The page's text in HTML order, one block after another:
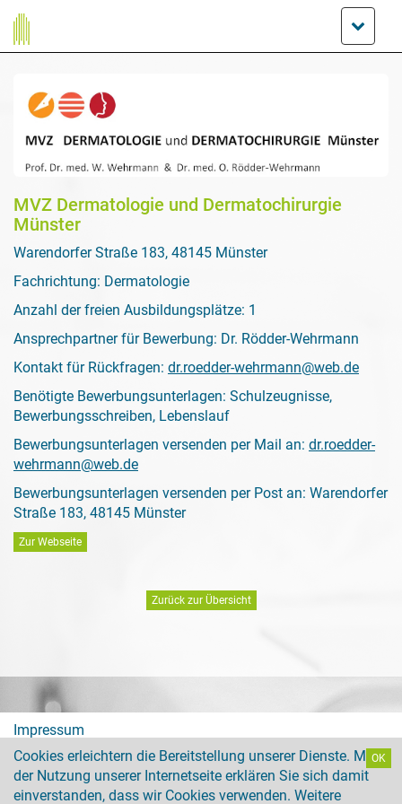
MVZ Dermatologie und Dermatochirurgie
Münster
Warendorfer Straße 183, 48145 Münster
Fachrichtung: Dermatologie
Anzahl der freien Ausbildungsplätze: 1
Ansprechpartner für Bewerbung: Dr. Rödder-Wehrmann
Kontakt für Rückfragen: dr.roedder-wehrmann@web.de
Benötigte Bewerbungsunterlagen: Schulzeugnisse,
Bewerbungsschreiben, Lebenslauf
Bewerbungsunterlagen versenden per Mail an: dr.roedder-
wehrmann@web.de
Bewerbungsunterlagen versenden per Post an: Warendorfer
Straße 183, 48145 Münster
Zur Webseite
Zurück zur Übersicht
Impressum
Datenschutz
Cookies erleichtern die Bereitstellung unserer Dienste. Mit
der Nutzung unserer Internetseite erklären Sie sich damit
einverstanden, dass wir Cookies verwenden. Weitere
OK